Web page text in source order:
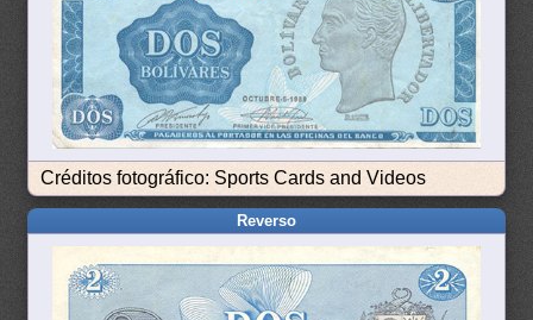
Créditos fotográfico: Sports Cards and Videos
Reverso